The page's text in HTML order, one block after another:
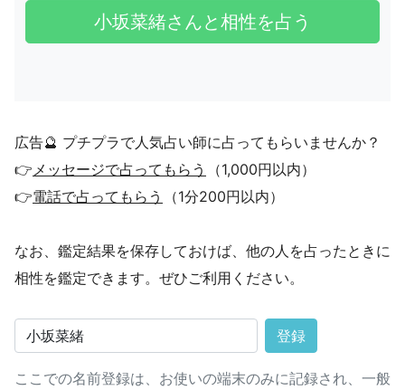
広告🔮 プチプラで人気占い師に占ってもらいませんか？
👉メッセージで占ってもらう
（1,000円以内）
👉電話で占ってもらう （1分200円以内）
なお、鑑定結果を保存しておけば、他の人を占ったときに
相性を鑑定できます。ぜひご利用ください。
登録
ここでの名前登録は、お使いの端末のみに記録され、一般